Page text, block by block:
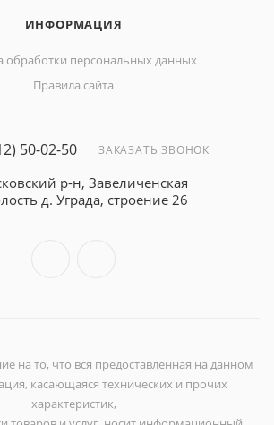
ИНФОРМАЦИЯ
обработки персональных данных
Правила сайта
50-02-50 ЗАКАЗАТЬ ЗВОНОК
р-н, Завеличенская
д. Уграда, строение 26
на то, что вся предоставленная на данном
касающаяся технических и прочих
характеристик,